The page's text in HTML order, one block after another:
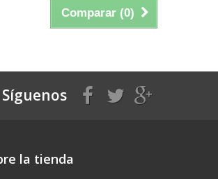
Comparar (0)
Síguenos
la tienda